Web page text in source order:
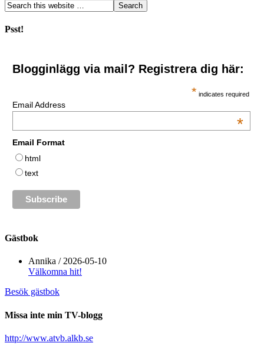
Psst!
Blogginlägg via mail? Registrera dig här:
* indicates required
Email Address
*
Email Format
html
text
Gästbok
Annika / 2026-05-10
Välkomna hit!
Besök gästbok
Missa inte min TV-blogg
http://www.atvb.alkb.se